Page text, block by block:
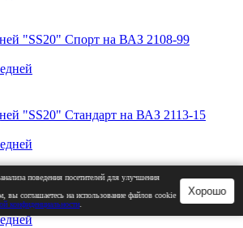
"SS20" Спорт на ВАЗ 2108-99
"SS20" Стандарт на ВАЗ 2113-15
"SS20" Queen на ВАЗ 2108-09, 2113-
поведения посетителей для улучшения
вы соглашаетесь на использование файлов cookie
конфиденциальности.
Хорошо